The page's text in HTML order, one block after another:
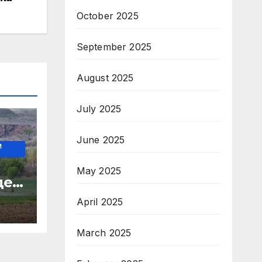
October 2025
September 2025
August 2025
July 2025
June 2025
May 2025
April 2025
March 2025